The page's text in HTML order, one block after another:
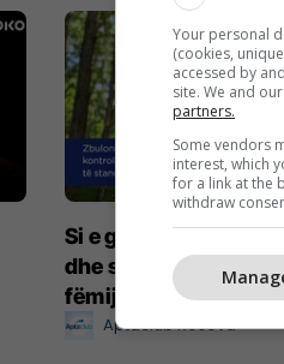
Si e garanton
dhe sigurinë e
fëmijët mbi 1 vjeç
Aptaclub Kosova
Your personal
(cookies,
accessed by
site. We and
partners.
Some vendors
interest, which
for a link at the
withdraw